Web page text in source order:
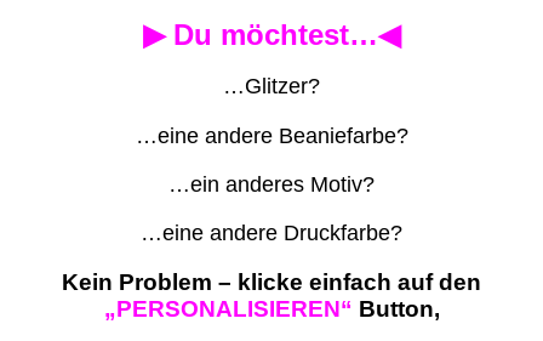
▶ Du möchtest…◀
…Glitzer?
…eine andere Beaniefarbe?
…ein anderes Motiv?
…eine andere Druckfarbe?
Kein Problem – klicke einfach auf den
„PERSONALISIEREN“ Button,